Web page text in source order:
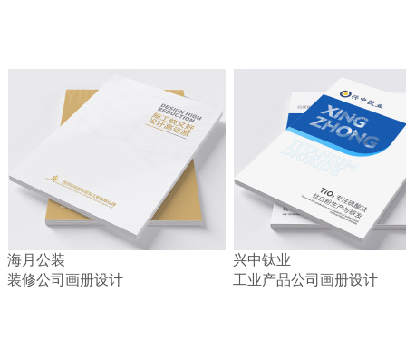
海月公装
装修公司画册设计
兴中钛业
工业产品公司画册设计